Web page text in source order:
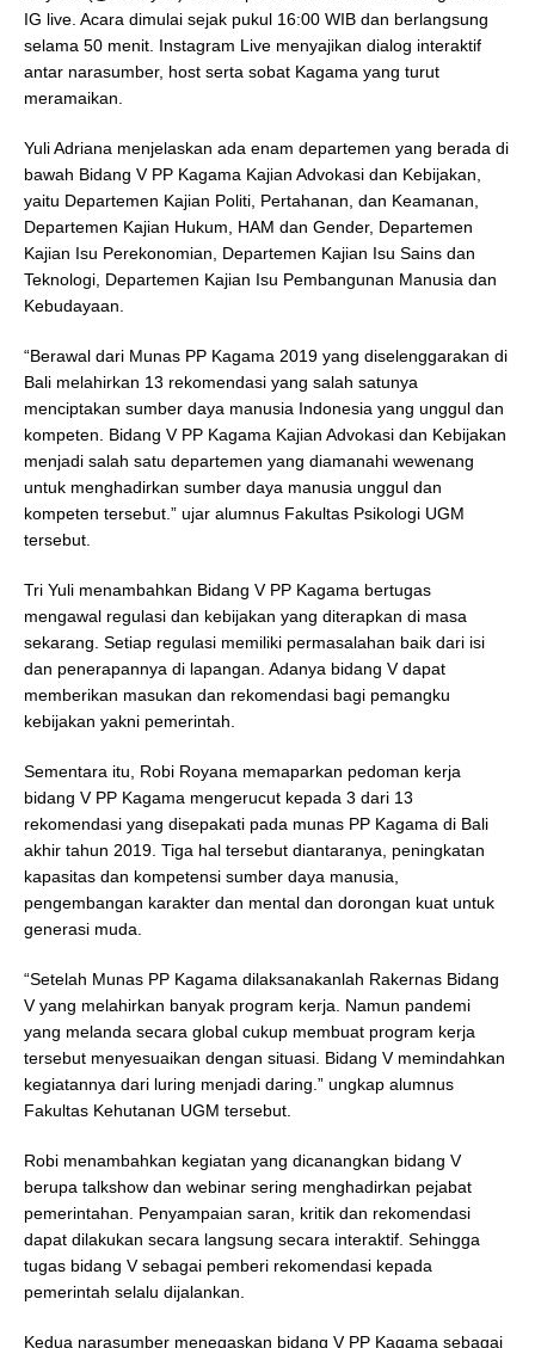
IG live. Acara dimulai sejak pukul 16:00 WIB dan berlangsung
selama 50 menit. Instagram Live menyajikan dialog interaktif
antar narasumber, host serta sobat Kagama yang turut
meramaikan.
Yuli Adriana menjelaskan ada enam departemen yang berada di
bawah Bidang V PP Kagama Kajian Advokasi dan Kebijakan,
yaitu Departemen Kajian Politi, Pertahanan, dan Keamanan,
Departemen Kajian Hukum, HAM dan Gender, Departemen
Kajian Isu Perekonomian, Departemen Kajian Isu Sains dan
Teknologi, Departemen Kajian Isu Pembangunan Manusia dan
Kebudayaan.
“Berawal dari Munas PP Kagama 2019 yang diselenggarakan di
Bali melahirkan 13 rekomendasi yang salah satunya
menciptakan sumber daya manusia Indonesia yang unggul dan
kompeten. Bidang V PP Kagama Kajian Advokasi dan Kebijakan
menjadi salah satu departemen yang diamanahi wewenang
untuk menghadirkan sumber daya manusia unggul dan
kompeten tersebut.” ujar alumnus Fakultas Psikologi UGM
tersebut.
Tri Yuli menambahkan Bidang V PP Kagama bertugas
mengawal regulasi dan kebijakan yang diterapkan di masa
sekarang. Setiap regulasi memiliki permasalahan baik dari isi
dan penerapannya di lapangan. Adanya bidang V dapat
memberikan masukan dan rekomendasi bagi pemangku
kebijakan yakni pemerintah.
Sementara itu, Robi Royana memaparkan pedoman kerja
bidang V PP Kagama mengerucut kepada 3 dari 13
rekomendasi yang disepakati pada munas PP Kagama di Bali
akhir tahun 2019. Tiga hal tersebut diantaranya, peningkatan
kapasitas dan kompetensi sumber daya manusia,
pengembangan karakter dan mental dan dorongan kuat untuk
generasi muda.
“Setelah Munas PP Kagama dilaksanakanlah Rakernas Bidang
V yang melahirkan banyak program kerja. Namun pandemi
yang melanda secara global cukup membuat program kerja
tersebut menyesuaikan dengan situasi. Bidang V memindahkan
kegiatannya dari luring menjadi daring.” ungkap alumnus
Fakultas Kehutanan UGM tersebut.
Robi menambahkan kegiatan yang dicanangkan bidang V
berupa talkshow dan webinar sering menghadirkan pejabat
pemerintahan. Penyampaian saran, kritik dan rekomendasi
dapat dilakukan secara langsung secara interaktif. Sehingga
tugas bidang V sebagai pemberi rekomendasi kepada
pemerintah selalu dijalankan.
Kedua narasumber menegaskan bidang V PP Kagama sebagai